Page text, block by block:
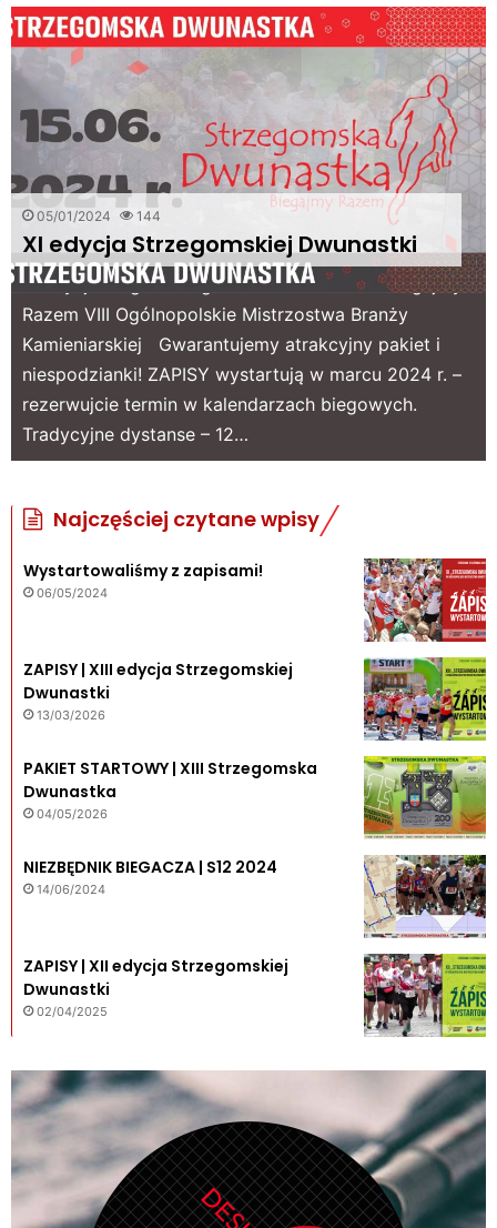
05/01/2024 144
XI edycja Strzegomskiej Dwunastki
XI edycja Biegu Strzegomska Dwunastka – Biegajmy
Razem VIII Ogólnopolskie Mistrzostwa Branży
Kamieniarskiej Gwarantujemy atrakcyjny pakiet i
niespodzianki! ZAPISY wystartują w marcu 2024 r. –
rezerwujcie termin w kalendarzach biegowych.
Tradycyjne dystanse – 12…
Najczęściej czytane wpisy
Wystartowaliśmy z zapisami!
06/05/2024
ZAPISY | XIII edycja Strzegomskiej
Dwunastki
13/03/2026
PAKIET STARTOWY | XIII Strzegomska
Dwunastka
04/05/2026
NIEZBĘDNIK BIEGACZA | S12 2024
14/06/2024
ZAPISY | XII edycja Strzegomskiej
Dwunastki
02/04/2025